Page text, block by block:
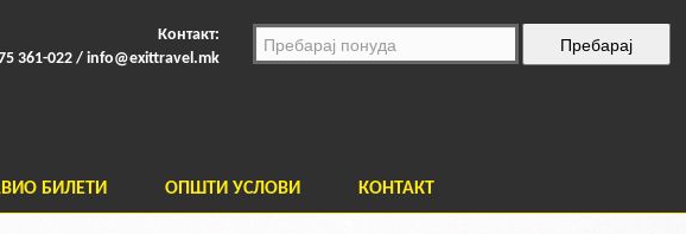
Контакт:
361-022 / info@exittravel.mk
БИЛЕТИ ОПШТИ УСЛОВИ КОНТАКТ